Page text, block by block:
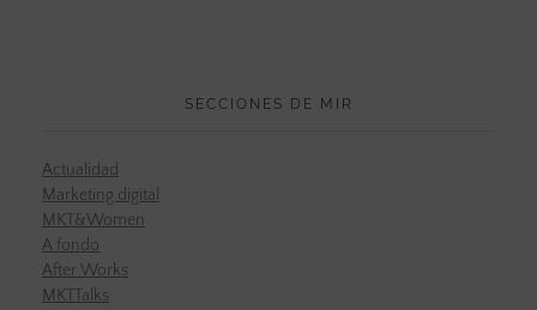
SECCIONES DE MIR
Actualidad
Marketing digital
MKT&Women
A fondo
After Works
MKTTalks